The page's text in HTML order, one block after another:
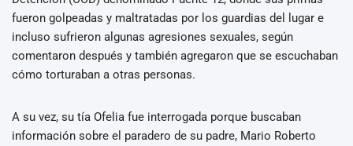
fueron golpeadas y maltratadas por los guardias del lugar e
incluso sufrieron algunas agresiones sexuales, según
comentaron después y también agregaron que se escuchaban
cómo torturaban a otras personas.
A su vez, su tía Ofelia fue interrogada porque buscaban
información sobre el paradero de su padre, Mario Roberto